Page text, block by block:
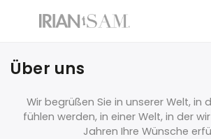
Über uns
Wir begrüßen Sie in unserer Welt, in
fühlen werden, in einer Welt, in der
Jahren Ihre Wünsche